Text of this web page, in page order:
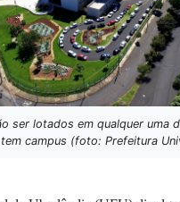
ser lotados em qualquer uma
campus (foto: Prefeitura